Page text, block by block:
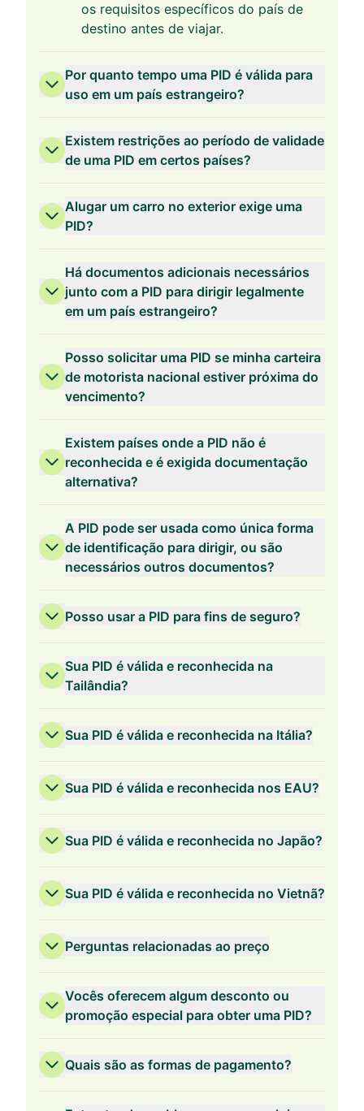
os requisitos específicos do país de
destino antes de viajar.
Por quanto tempo uma PID é válida para
uso em um país estrangeiro?
Existem restrições ao período de validade
de uma PID em certos países?
Alugar um carro no exterior exige uma
PID?
Há documentos adicionais necessários
junto com a PID para dirigir legalmente
em um país estrangeiro?
Posso solicitar uma PID se minha carteira
de motorista nacional estiver próxima do
vencimento?
Existem países onde a PID não é
reconhecida e é exigida documentação
alternativa?
A PID pode ser usada como única forma
de identificação para dirigir, ou são
necessários outros documentos?
Posso usar a PID para fins de seguro?
Sua PID é válida e reconhecida na
Tailândia?
Sua PID é válida e reconhecida na Itália?
Sua PID é válida e reconhecida nos EAU?
Sua PID é válida e reconhecida no Japão?
Sua PID é válida e reconhecida no Vietnã?
Perguntas relacionadas ao preço
Validade de 3 anos
Vocês oferecem algum desconto ou
promoção especial para obter uma PID?
Quais são as formas de pagamento?